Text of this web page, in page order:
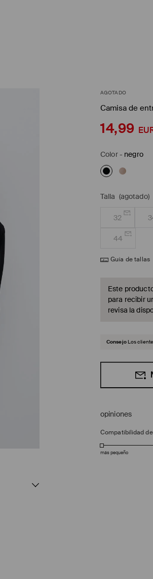
AGOTADO
Camisa de
14,99
Color- negro
Talla (agotado)
32
44
Guía de tallas
Este
para recibir
revisa la
Consejo Los
opiniones
Compatibilidad
más pequeño